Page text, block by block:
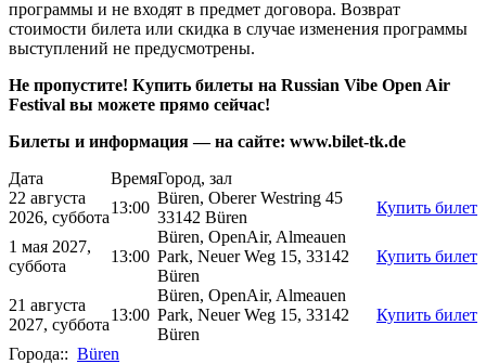
программы и не входят в предмет договора. Возврат
стоимости билета или скидка в случае изменения программы
выступлений не предусмотрены.
Не пропустите! Купить билеты на Russian Vibe Open Air
Festival вы можете прямо сейчас!
Билеты и информация — на сайте: www.bilet-tk.de
Дата
ВремяГород, зал
22 августа
2026, суббота
13:00
Büren, Oberer Westring 45
33142 Büren
Купить билет
1 мая 2027,
суббота
13:00
Büren, OpenAir, Almeauen
Park, Neuer Weg 15, 33142
Büren
Купить билет
21 августа
2027, суббота
13:00
Büren, OpenAir, Almeauen
Park, Neuer Weg 15, 33142
Büren
Купить билет
Города:: Büren